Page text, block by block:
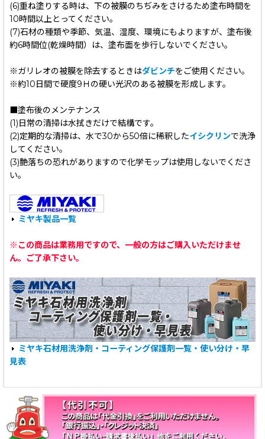
(6)重ね塗りする時は、下の被膜のちぢみをさけるため塗布時間を
10時間以上とってください。
(7)石材の種類や季節、気温、湿度、環境にもよりますが、塗布後
約6時間位(乾燥時間）は、塗布面を歩行しないでください。
※ガリレオの被膜を除去するときはダビンチをご使用ください。
※約10日間で硬度9Ｈの硬い光沢のある被膜を形成します。
■塗布後のメンテナンス
(1)日常の清掃は水拭きだけで結構です。
(2)定期的な清掃は、水で30から50倍に稀釈したイシクリンで洗浄
してください。
(3)艶落ちの恐れがありますので化学モップは使用しないでくださ
い。
ミヤキ製品一覧
※この商品は業務用ですので、一般の方はご購入いただけませ
ん。ご了承下さい。
ミヤキ石材用洗浄剤・コーティング保護剤一覧・使い分け・早
見表